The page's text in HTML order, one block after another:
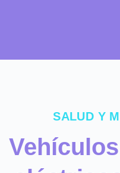
SALUD Y